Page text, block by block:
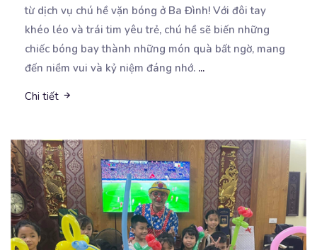
từ dịch vụ chú hề vặn bóng ở Ba Đình! Với đôi tay
khéo léo và trái tim yêu trẻ, chú hề sẽ biến những
chiếc bóng bay thành những món quà bất ngờ, mang
đến niềm vui và kỷ niệm đáng nhớ. ...
Chi tiết